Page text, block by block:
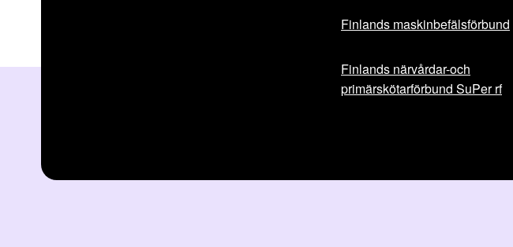
Finlands maskinbefälsförbund
Finlands närvårdar-och
primärskötarförbund SuPer rf